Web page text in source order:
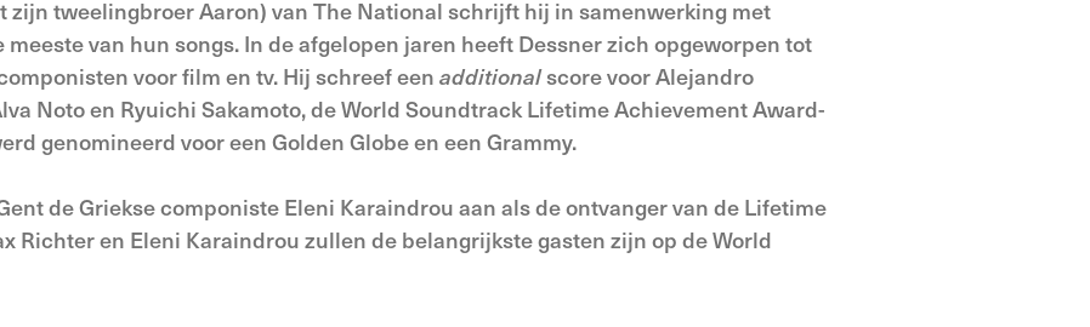
zijn tweelingbroer Aaron) van The National schrijft hij in samenwerking met
van hun songs. In de afgelopen jaren heeft Dessner zich opgeworpen tot
voor film en tv. Hij schreef een additionalscore voor Alejandro
Noto en Ryuichi Sakamoto, de World Soundtrack Lifetime Achievement Award-
genomineerd voor een Golden Globe en een Grammy.
de Griekse componiste Eleni Karaindrou aan als de ontvanger van de Lifetime
Richter en Eleni Karaindrou zullen de belangrijkste gasten zijn op de World